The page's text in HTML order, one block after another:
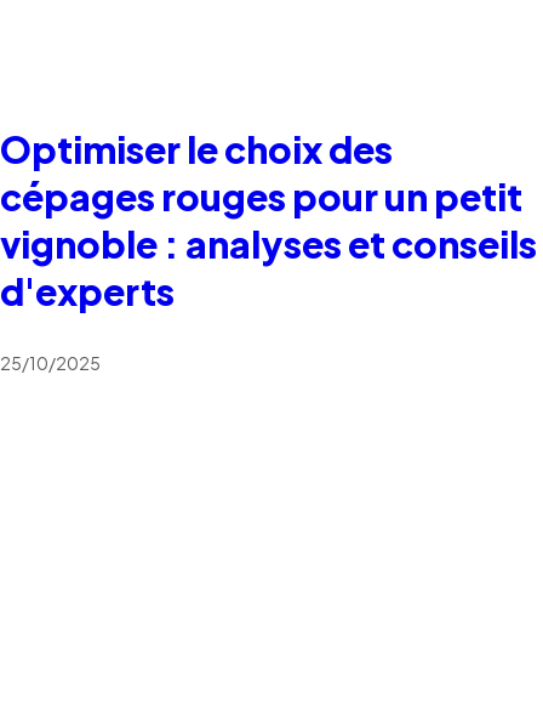
Optimiser le choix des
cépages rouges pour un petit
vignoble : analyses et conseils
d'experts
25/10/2025